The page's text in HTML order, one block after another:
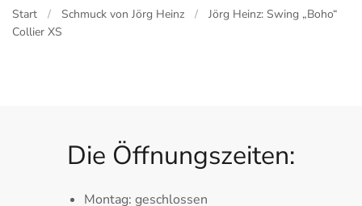
Start Schmuck von Jörg Heinz
Jörg Heinz: Swing „Boho“
Collier XS
Die Öffnungszeiten:
Montag: geschlossen